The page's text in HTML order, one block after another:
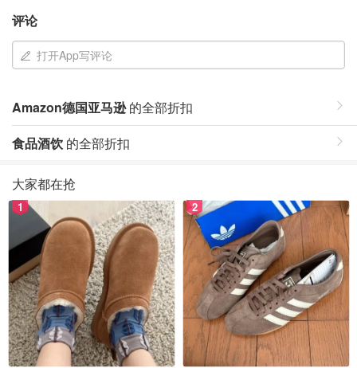
评论
打开App写评论
Amazon德国亚马逊的全部折扣
食品酒饮 的全部折扣
大家都在抢
1 2